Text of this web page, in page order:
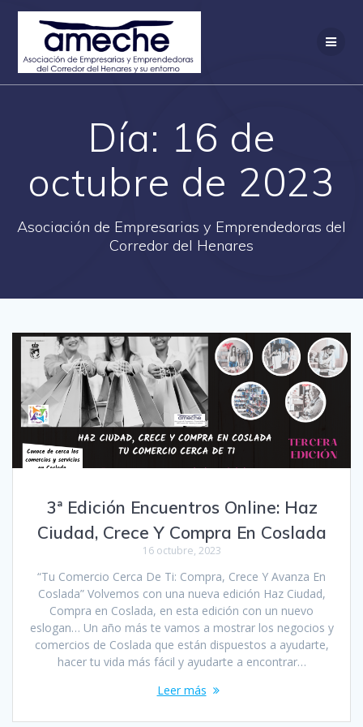
Saltar
Día: 16 de
octubre de 2023
Asociación de Empresarias y Emprendedoras del
Corredor del Henares
3ª Edición Encuentros Online: Haz
Ciudad, Crece Y Compra En Coslada
16 octubre, 2023
“Tu Comercio Cerca De Ti: Compra, Crece Y Avanza En
Coslada” Volvemos con una nueva edición Haz Ciudad,
Compra en Coslada, en esta edición con un nuevo
eslogan… Un año más te vamos a mostrar los negocios y
comercios de Coslada que están dispuestos a ayudarte,
hacer tu vida más fácil y ayudarte a encontrar…
Leer más